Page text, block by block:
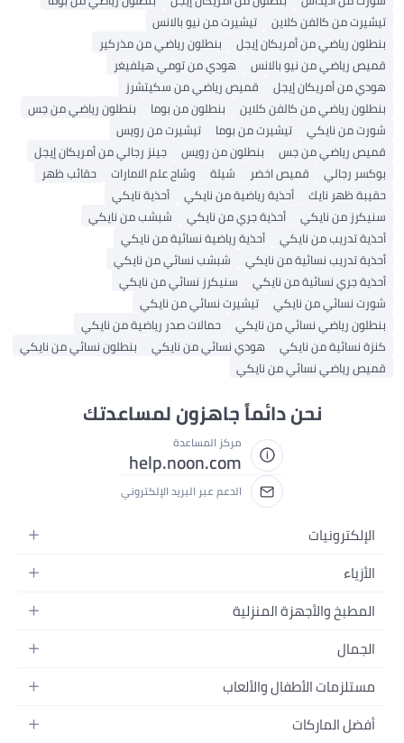
تيشيرت من كالفن كلاين
تيشيرت من نيو بالانس
بنطلون رياضي من أمريكان إيجل
بنطلون رياضي من مذركير
قميص رياضي من نيو بالانس
هودي من تومي هيلفيغر
هودي من أمريكان إيجل
قميص رياضي من سكيتشرز
بنطلون رياضي من كالفن كلاين
بنطلون من بوما
بنطلون رياضي من جس
شورت من نايكي
تيشيرت من بوما
تيشيرت من رويس
قميص رياضي من جس
بنطلون من رويس
جينز رجالي من أمريكان إيجل
بوكسر رجالي
قميص اخضر شيلة وشاح علم الامارات
حقائب ظهر
حقيبة ظهر نايك
أحذية رياضية من نايكي
أحذية نايكي
سنيكرز من نايكي
أحذية جري من نايكي
شبشب من نايكي
أحذية تدريب من نايكي
أحذية رياضية نسائية من نايكي
أحذية تدريب نسائية من نايكي
شبشب نسائي من نايكي
أحذية جري نسائية من نايكي
سنيكرز نسائي من نايكي
شورت نسائي من نايكي
تيشيرت نسائي من نايكي
بنطلون رياضي نسائي من نايكي
حمالات صدر رياضية من نايكي
كنزة نسائية من نايكي
هودي نسائي من نايكي
بنطلون نسائي من نايكي
قميص رياضي نسائي من نايكي
نحن دائماً جاهزون لمساعدتك
مركز المساعدة
help.noon.com
الدعم عبر البريد الإلكتروني
الإلكترونيات
الجوالات
اللابتوبات
الأجهزة المنزلية
التلفزيونات
السماعات
الأزياء
أزياء نسائية
أزياء البنات
أزياء الأولاد
المجوهرات
المطبخ والأجهزة المنزلية
الحمام
المطبخ والسفرة
أدوات وتحسين المنزل
الجمال
العطور
العناية بالشعر
مستلزمات الأطفال والألعاب
الحفاضات
أفضل الماركات